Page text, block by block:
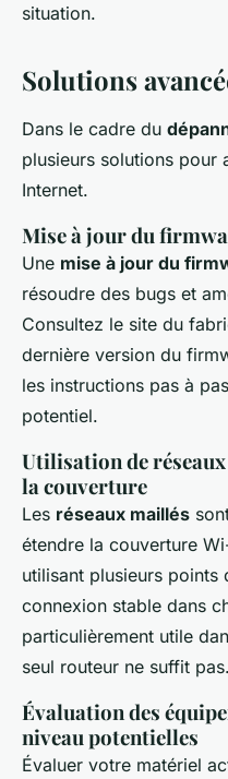
situation.
Solutions
Dans le cadre du
plusieurs solutions pour
Internet.
Mise à jour du
Une mise à jour du
résoudre des bugs et
Consultez le site du
dernière version du
les instructions pas à
potentiel.
Utilisation de
la couverture
Les réseaux maillés
étendre la couverture
utilisant plusieurs points
connexion stable dans
particulièrement utile
seul routeur ne suffit pas.
Évaluation des
niveau potentielles
Évaluer votre matériel